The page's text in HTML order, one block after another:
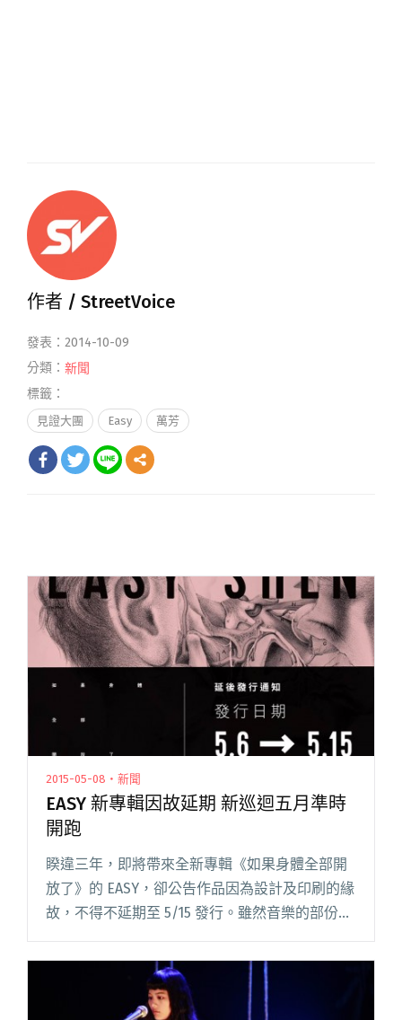
作者 / StreetVoice
發表：2014-10-09
分類： 新聞
標籤：
見證大團 Easy 萬芳
2015-05-08・新聞
EASY 新專輯因故延期 新巡迴五月準時
開跑
睽違三年，即將帶來全新專輯《如果身體全部開
放了》的 EASY，卻公告作品因為設計及印刷的緣
故，不得不延期至 5/15 發行。雖然音樂的部份早
已經蓄勢待發，但是為了顧及聆聽的完整性，數
位也將不會提前上架。針對這次突發的狀況，
EASY 除了對等閱讀全文 "EASY 新專輯因故延期
新巡迴五月準時開跑"